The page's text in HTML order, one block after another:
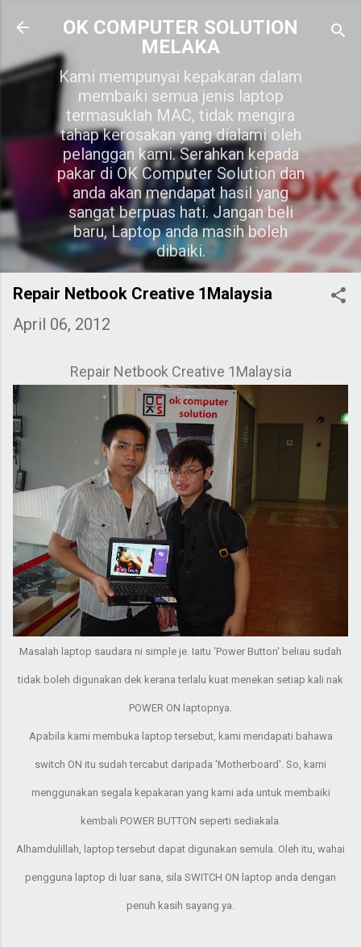
Skip to main content
OK COMPUTER SOLUTION
MELAKA
Kami mempunyai kepakaran dalam
membaiki semua jenis laptop
termasuklah MAC, tidak mengira
tahap kerosakan yang dialami oleh
pelanggan kami. Serahkan kepada
pakar di OK Computer Solution dan
anda akan mendapat hasil yang
sangat berpuas hati. Jangan beli
baru, Laptop anda masih boleh
dibaiki.
Repair Netbook Creative 1Malaysia
April 06, 2012
Repair Netbook Creative 1Malaysia
Masalah laptop saudara ni simple je. Iaitu 'Power Button' beliau sudah
tidak boleh digunakan dek kerana terlalu kuat menekan setiap kali nak
POWER ON laptopnya.
Apabila kami membuka laptop tersebut, kami mendapati bahawa
switch ON itu sudah tercabut daripada 'Motherboard'. So, kami
menggunakan segala kepakaran yang kami ada untuk membaiki
kembali POWER BUTTON seperti sediakala.
Alhamdulillah, laptop tersebut dapat digunakan semula. Oleh itu, wahai
pengguna laptop di luar sana, sila SWITCH ON laptop anda dengan
penuh kasih sayang ya.